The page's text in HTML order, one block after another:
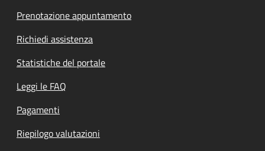
Prenotazione appuntamento
Richiedi assistenza
Statistiche del portale
Leggi le FAQ
Pagamenti
Riepilogo valutazioni